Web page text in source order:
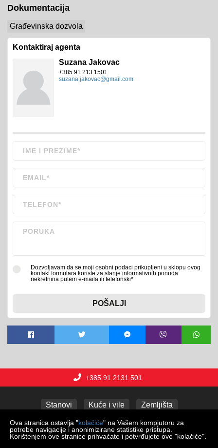
Dokumentacija
Građevinska dozvola
Kontaktiraj agenta
Suzana Jakovac
+385 91 213 1501
suzana.jakovac@gmail.com
Dozvoljavam da se moji osobni podaci prikupljeni u sklopu ovog
kontakt formulara koriste za slanje informativnih ponuda
nekretnina putem e-maila ili telefonski*
POŠALJI
+385 91 2131 501
Stanovi Kuće i vile Zemljišta
Poslovni prostori Apartmani Garaže
Ova stranica ostavlja "kolačiće" na Vašem kompjutoru za
potrebe navigacije i anonimizirane statistike pristupa.
Korištenjem ove stranice prihvaćate i potvrđujete ove "kolačiće".